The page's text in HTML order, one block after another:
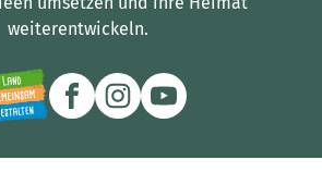
weiterentwickeln.